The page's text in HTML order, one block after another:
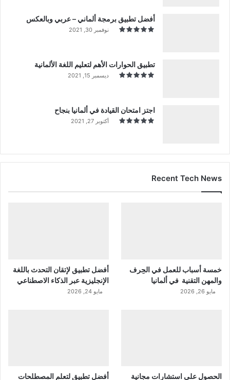
أفضل تطبيق برمجة ألماني – عربي وبالعكس
نوفمبر 30, 2021
تطبيق الحوارات الأهم لتعليم اللغة الألمانية
ديسمبر 15, 2021
اجتز امتحان القيادة في ألمانيا بنجاح
أكتوبر 27, 2021
Recent Tech News
خمسة أسباب للعمل في الحِرف
والمهن التقنية في ألمانيا
مايو 26, 2026
أفضل تطبيق لإتقان التحدث باللغة
الإنجليزية عبر الذكاء الاصطناعي
مايو 24, 2026
الحصول على استشارات مجانية أفضل تطبيق لتعلم المصطلحات